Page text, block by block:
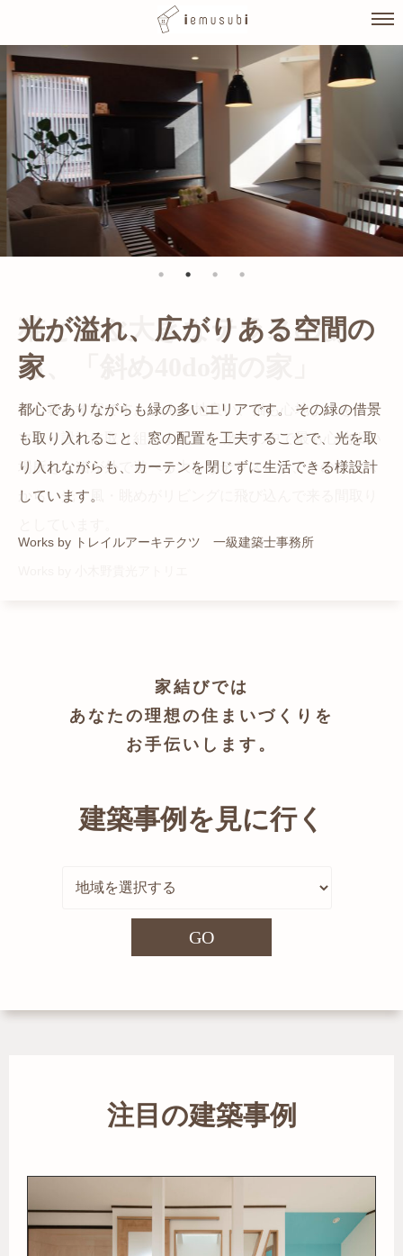
Skip
to
content
猫と暮らす家です。 人も心地良い、猫も心地よいをテー
マに、設計に取り組みました。 敷地の中で最も心地よい
場所を、猫が外で遊べる大きなテラスとし、そのテラス
から、光・風・眺めがリビングに飛び込んで来る間取り
光が溢れ、広がりある空間の
家
都心でありながらも緑の多いエリアです。 その緑の借景
も取り入れること、窓の配置を工夫することで、光を取
り入れながらも、カーテンを閉じずに生活できる様設計
しています。
Works by トレイルアーキテクツ 一級建築士事務所
自然の中の岩山を切り開いて造った、ワイルドなゲスト
ハウスをイメージした空間が広がる都市型住宅です。
かつての機織り工場が、その趣を残しつつ孫世帯の住居
へと蘇りました。
家結びでは
あなたの理想の住まいづくりを
お手伝いします。
建築事例を見に行く
GO
注目の建築事例